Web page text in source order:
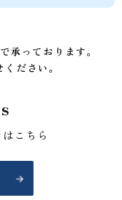
承っております。
ださい。
こちら